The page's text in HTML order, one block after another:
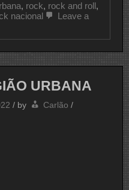
, rock, rock and roll,
nacional
Leave a
URBANA
/ by Carlão /